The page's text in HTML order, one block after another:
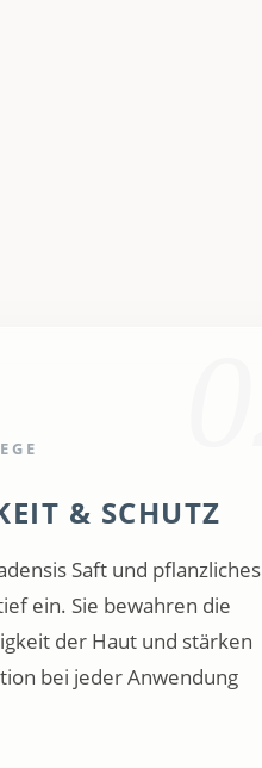
& SCHUTZ
Saft und pflanzliches
ein. Sie bewahren die
der Haut und stärken
bei jeder Anwendung